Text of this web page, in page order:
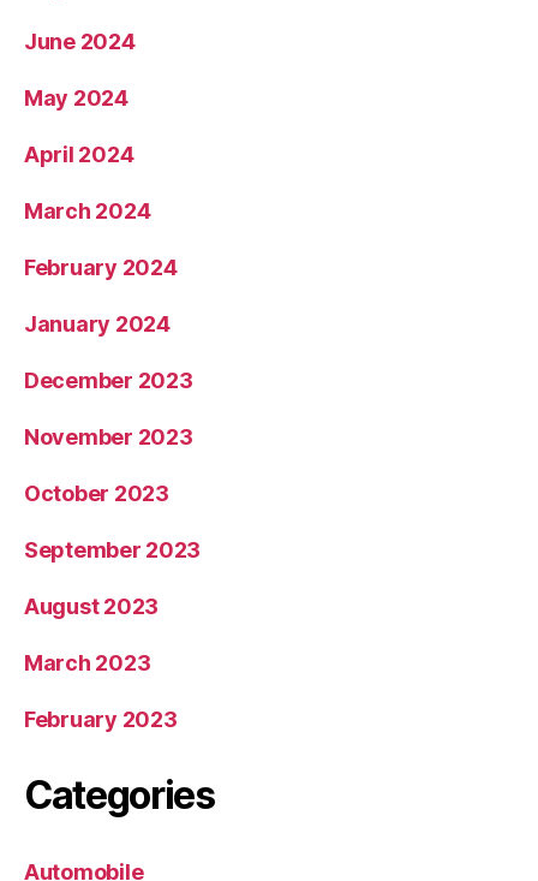
June 2024
May 2024
April 2024
March 2024
February 2024
January 2024
December 2023
November 2023
October 2023
September 2023
August 2023
March 2023
February 2023
Categories
Automobile